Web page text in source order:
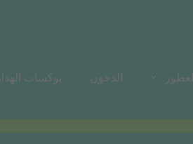
العطور الدخون بوكسات